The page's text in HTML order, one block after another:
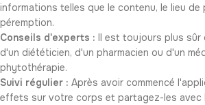
informations telles que le contenu, le lieu
péremption.
Conseils d'experts : Il est toujours plus sûr
d'un diététicien, d'un pharmacien ou d'un
phytothérapie.
Suivi régulier : Après avoir commencé
effets sur votre corps et partagez-les avec